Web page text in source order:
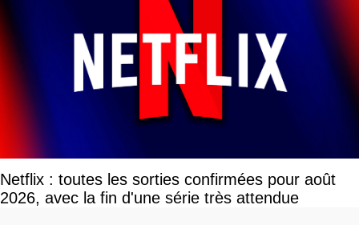
Netflix : toutes les sorties confirmées pour août
2026, avec la fin d'une série très attendue